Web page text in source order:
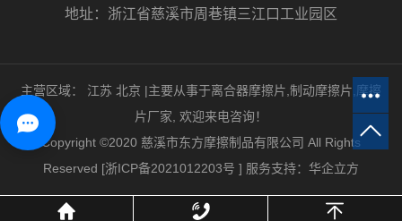
地址：浙江省慈溪市周巷镇三江口工业园区
主营区域： 江苏 北京 |主要从事于离合器摩擦片 制动摩擦片 摩擦
片厂家 , 欢迎来电咨询！
Copyright ©2020 慈溪市东方摩擦制品有限公司 All Rights
Reserved [浙ICP备2021012203号 ] 服务支持： 华企立方